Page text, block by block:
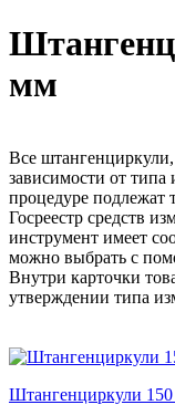
мм
Все
зависимости от
процедуре подлежат
Госреестр средств
инструмент имеет
можно выбрать с
Внутри карточки
утверждении типа
Штангенциркули